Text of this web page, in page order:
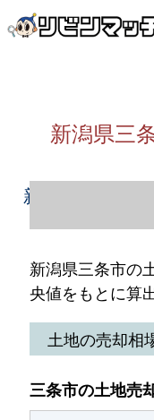
新潟県三
新潟県三条市の
新潟県三条市の
央値をもとに算
土地の売却相
三条市の土地売